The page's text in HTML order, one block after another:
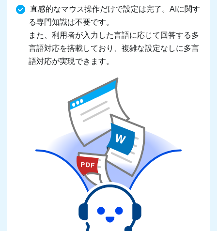
直感的なマウス操作だけで設定は完了。AIに関す
る専門知識は不要です。
また、利用者が入力した言語に応じて回答する多
言語対応を搭載しており、複雑な設定なしに多言
語対応が実現できます。